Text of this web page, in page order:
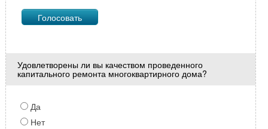
Удовлетворены ли вы качеством проведенного
капитального ремонта многоквартирного дома?
Да
Нет